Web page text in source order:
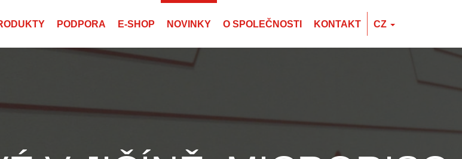
PODPORA E-SHOP NOVINKY O SPOLEČNOSTI KONTAKT CZ